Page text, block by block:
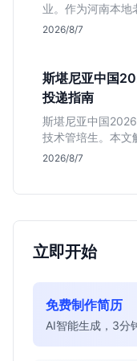
业。作为河南本地
薪机会少。适合想
2026/8/7
斯堪尼亚中国
投递指南
斯堪尼亚中国
技术管培生。本文
真实职责及不限专
2026/8/7
立即开始
免费制作简历
AI智能生成，3分